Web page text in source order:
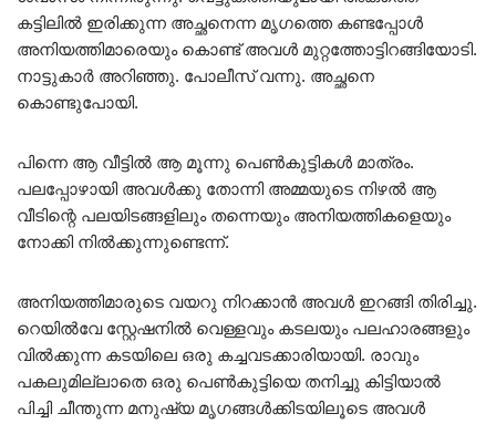
കട്ടിലിൽ ഇരിക്കുന്ന അച്ഛനെന്ന മൃഗത്തെ കണ്ടപ്പോൾ
അനിയത്തിമാരെയും കൊണ്ട് അവൾ മുറ്റത്തോട്ടിറങ്ങിയോടി.
നാട്ടുകാർ അറിഞ്ഞു. പോലീസ് വന്നു. അച്ഛനെ
കൊണ്ടുപോയി.
പിന്നെ ആ വീട്ടിൽ ആ മൂന്നു പെൺകുട്ടികൾ മാത്രം.
പലപ്പോഴായി അവൾക്കു തോന്നി അമ്മയുടെ നിഴൽ ആ
വീടിന്റെ പലയിടങ്ങളിലും തന്നെയും അനിയത്തികളെയും
നോക്കി നിൽക്കുന്നുണ്ടെന്ന്.
അനിയത്തിമാരുടെ വയറു നിറക്കാൻ അവൾ ഇറങ്ങി തിരിച്ചു.
റെയിൽവേ സ്റ്റേഷനിൽ വെള്ളവും കടലയും പലഹാരങ്ങളും
വിൽക്കുന്ന കടയിലെ ഒരു കച്ചവടക്കാരിയായി. രാവും
പകലുമില്ലാതെ ഒരു പെൺകുട്ടിയെ തനിച്ചു കിട്ടിയാൽ
പിച്ചി ചീന്തുന്ന മനുഷ്യ മൃഗങ്ങൾക്കിടയിലൂടെ അവൾ